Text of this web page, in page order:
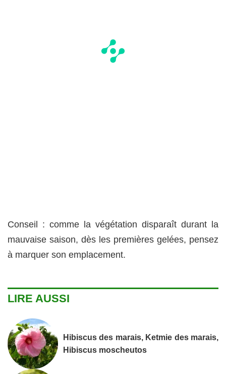
Conseil : comme la végétation disparaît durant la
mauvaise saison, dès les premières gelées, pensez
à marquer son emplacement.
LIRE AUSSI
Hibiscus des marais, Ketmie des marais,
Hibiscus moscheutos